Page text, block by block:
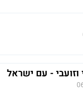
וזועבי - עם ישראל